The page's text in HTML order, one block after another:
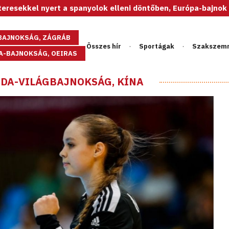
spanyolok elleni döntőben, Európa-bajnok az U20-as női
ZÁGRÁB
BAJNOKSÁG, OEIRAS
Összes hír Sportágak
VILÁGBAJNOKSÁG, KÍNA